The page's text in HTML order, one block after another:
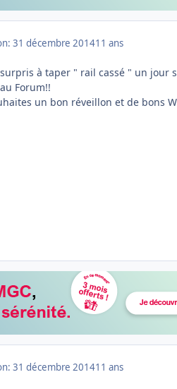
31 décembre 201411 ans
à taper " rail cassé " un jour
Forum!!
un bon réveillon et de bons
31 décembre 201411 ans